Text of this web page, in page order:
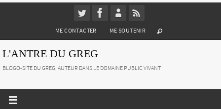
ME CONTACTER ME SOUTENIR
L'ANTRE DU GREG
BLOGO-SITE DU GREG, AUTEUR DANS LE DOMAINE PUBLIC VIVANT